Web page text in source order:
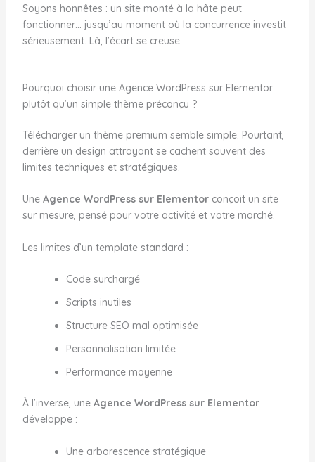
Soyons honnêtes : un site monté à la hâte peut
fonctionner… jusqu’au moment où la concurrence investit
sérieusement. Là, l’écart se creuse.
Pourquoi choisir une Agence WordPress sur Elementor
plutôt qu’un simple thème préconçu ?
Télécharger un thème premium semble simple. Pourtant,
derrière un design attrayant se cachent souvent des
limites techniques et stratégiques.
Une Agence WordPress sur Elementorconçoit un site
sur mesure, pensé pour votre activité et votre marché.
Les limites d’un template standard :
Code surchargé
Scripts inutiles
Structure SEO mal optimisée
Personnalisation limitée
Performance moyenne
À l’inverse, une Agence WordPress sur Elementor
développe :
Une arborescence stratégique